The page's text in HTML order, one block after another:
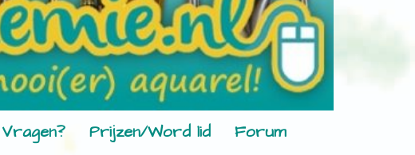
Vragen? Prijzen/Word lid
Forum